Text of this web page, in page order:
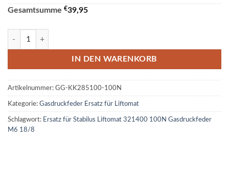
Gesamtsumme €39,95
Ersatz für Stabilus Liftomat 321400 100N Gasdruckfeder M6 18/8
IN DEN WARENKORB
Artikelnummer: GG-KK285100-100N
Kategorie: Gasdruckfeder Ersatz für Liftomat
Schlagwort: Ersatz für Stabilus Liftomat 321400 100N Gasdruckfeder
M6 18/8